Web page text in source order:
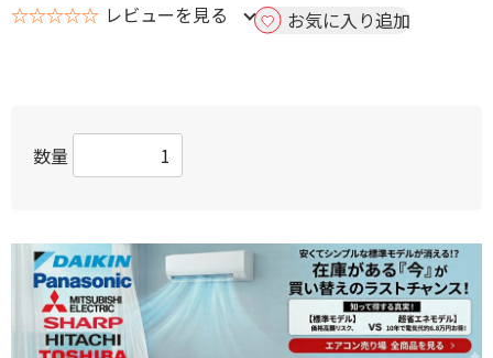
☆☆☆☆☆ レビューを見る お気に入り追加
数量